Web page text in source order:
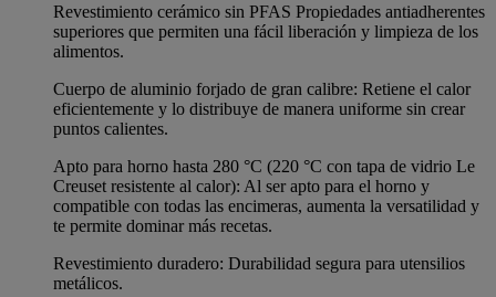
Revestimiento cerámico sin PFAS Propiedades antiadherentes
superiores que permiten una fácil liberación y limpieza de los
alimentos.
Cuerpo de aluminio forjado de gran calibre: Retiene el calor
eficientemente y lo distribuye de manera uniforme sin crear
puntos calientes.
Apto para horno hasta 280 °C (220 °C con tapa de vidrio Le
Creuset resistente al calor): Al ser apto para el horno y
compatible con todas las encimeras, aumenta la versatilidad y
te permite dominar más recetas.
Revestimiento duradero: Durabilidad segura para utensilios
metálicos.